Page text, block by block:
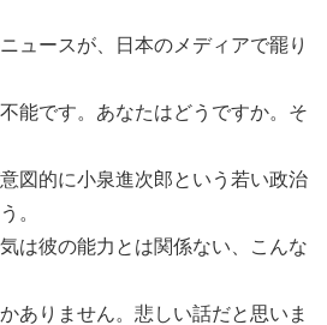
ュースが、日本のメディアで罷り
能です。あなたはどうですか。そ
図的に小泉進次郎という若い政治
。
は彼の能力とは関係ない、こんな
ありません。悲しい話だと思いま